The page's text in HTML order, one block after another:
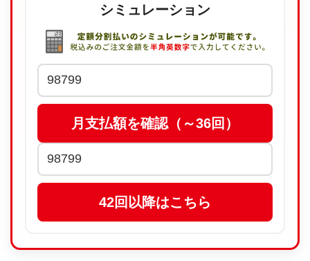
シミュレーション